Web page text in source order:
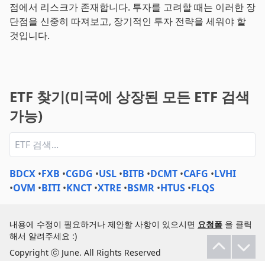
점에서 리스크가 존재합니다. 투자를 고려할 때는 이러한 장
단점을 신중히 따져보고, 장기적인 투자 전략을 세워야 할
것입니다.
ETF 찾기(미국에 상장된 모든 ETF 검색
가능)
BDCX •FXB •CGDG •USL •BITB •DCMT •CAFG •LVHI
•OVM •BITI •KNCT •XTRE •BSMR •HTUS •FLQS
내용에 수정이 필요하거나 제안할 사항이 있으시면 요청폼 을 클릭
해서 알려주세요 :)
Copyright ⓒ June. All Rights Reserved